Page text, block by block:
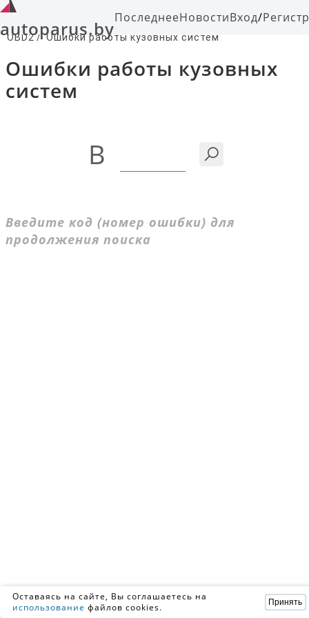
autoparus.byПоследнееНовостиВход/
OBD2/ Ошибки работы кузовных систем
Ошибки работы кузовных
систем
B
Введите код (номер ошибки) для
продолжения поиска
Оставаясь на сайте, Вы соглашаетесь на
использование файлов cookies. Принять